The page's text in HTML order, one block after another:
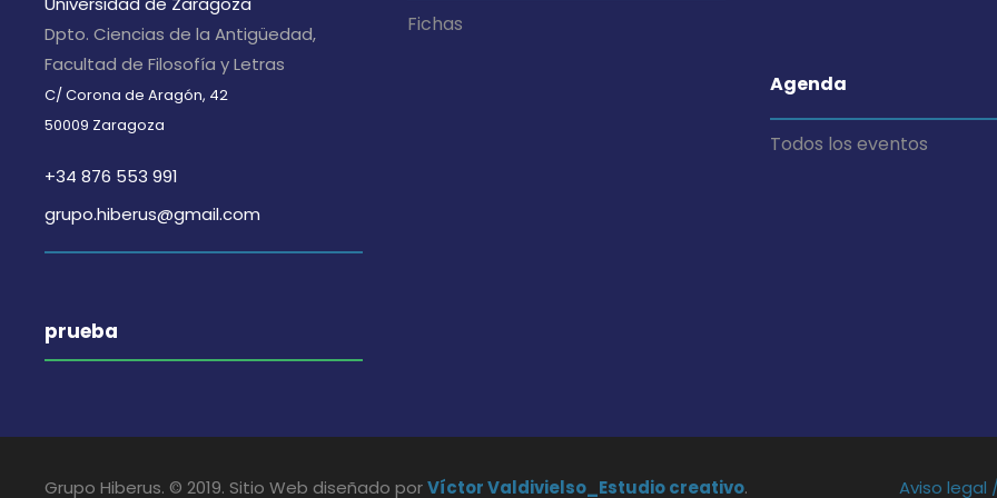
Dpto. Ciencias de la Antigüedad,
Facultad de Filosofía y Letras
C/ Corona de Aragón, 42
50009 Zaragoza
+34 876 553 991
grupo.hiberus@gmail.com
prueba
Fichas
Agenda
Todos los eventos
Grupo Hiberus. © 2019. Sitio Web diseñado porVíctor Valdivielso_Estudio creativo. Aviso legal /